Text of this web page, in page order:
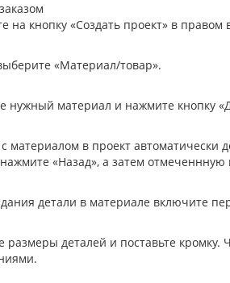
на кнопку «Создать проект» в правом
«Материал/товар».
нужный материал и нажмите кнопку
материалом в проект автоматически
«Назад», а затем отмеченнную
детали в материале включите
размеры деталей и поставьте